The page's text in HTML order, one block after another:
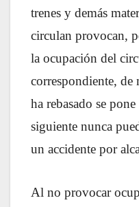
trenes y demás
circulan provocan,
la ocupación del
correspondiente, de
ha rebasado se
siguiente nunca
un accidente por
Al no provocar